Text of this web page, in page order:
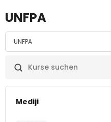
UNFPA
Kurse suchen
Mediji